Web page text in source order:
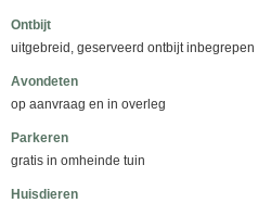
Ontbijt
uitgebreid, geserveerd ontbijt inbegrepen
Avondeten
op aanvraag en in overleg
Parkeren
gratis in omheinde tuin
Huisdieren